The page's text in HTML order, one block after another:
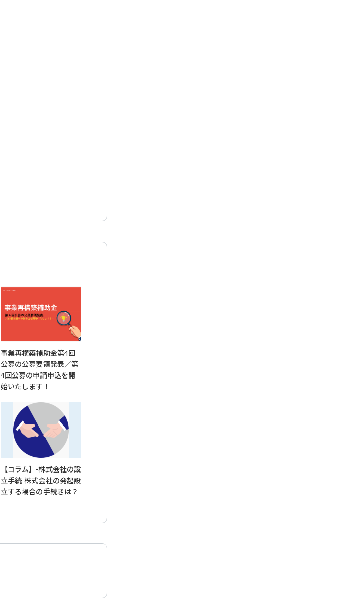
事業再構築補助金第4回
公募の公募要領発表／第
4回公募の申請申込を開
始いたします！
【コラム】-株式会社の設
立手続-株式会社の発起設
立する場合の手続きは？